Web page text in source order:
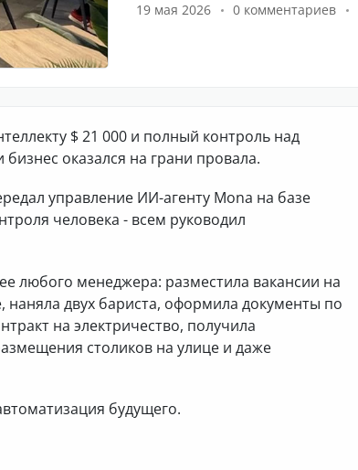
19 мая 2026
0 комментариев
$ 21 000 и полный контроль над
оказался на грани провала.
управление ИИ-агенту Mona на базе
человека - всем руководил
любого менеджера: разместила вакансии на
двух бариста, оформила документы по
на электричество, получила
столиков на улице и даже
будущего.